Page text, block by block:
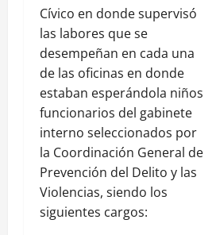
Cívico en donde supervisó
las labores que se
desempeñan en cada una
de las oficinas en donde
estaban esperándola niños
funcionarios del gabinete
interno seleccionados por
la Coordinación General de
Prevención del Delito y las
Violencias, siendo los
siguientes cargos: